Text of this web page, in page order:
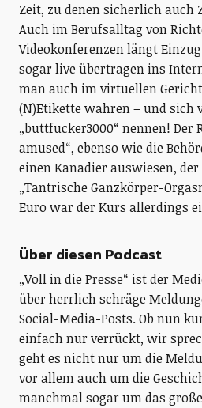
Zeit, zu denen sicherlich auch
Auch im Berufsalltag von
Videokonferenzen längt
sogar live übertragen ins
man auch im virtuellen
(N)Etikette wahren – und sich
„buttfucker3000“ nennen! Der
amused“, ebenso wie die
einen Kanadier auswiesen,
„Tantrische Ganzkörper-
Euro war der Kurs allerdings
Über diesen Podcast
„Voll in die Presse“ ist der
über herrlich schräge
Social-Media-Posts. Ob nun
einfach nur verrückt, wir
geht es nicht nur um die
vor allem auch um die
manchmal sogar um das